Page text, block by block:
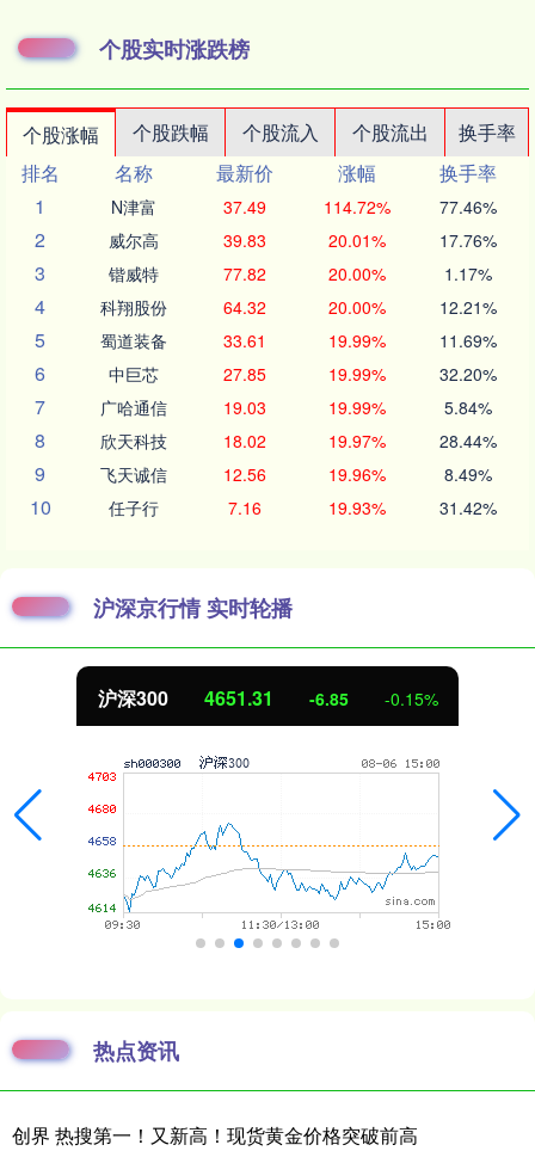
个股实时涨跌榜
个股涨幅 个股跌幅 个股流入 个股流出
换手率
排名
名称 最新价 涨幅
换手率
1
N津富 37.49 114.72% 77.46%
2 威尔高 39.83 20.01% 17.76%
3 锴威特 77.82 20.00% 1.17%
4 科翔股份 64.32 20.00% 12.21%
5 蜀道装备 33.61 19.99% 11.69%
6 中巨芯 27.85 19.99% 32.20%
7 广哈通信 19.03 19.99% 5.84%
8 欣天科技 18.02 19.97% 28.44%
9 飞天诚信 12.56 19.96% 8.49%
10 任子行 7.16 19.93% 31.42%
沪深京行情 实时轮播
沪深300 4651.31 -6.85 -0.15%
热点资讯
创界 热搜第一！又新高！现货黄金价格突破前高